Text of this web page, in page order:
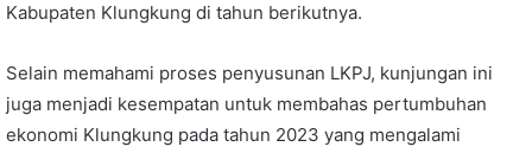
Kabupaten Klungkung di tahun berikutnya.
Selain memahami proses penyusunan LKPJ, kunjungan ini
juga menjadi kesempatan untuk membahas pertumbuhan
ekonomi Klungkung pada tahun 2023 yang mengalami